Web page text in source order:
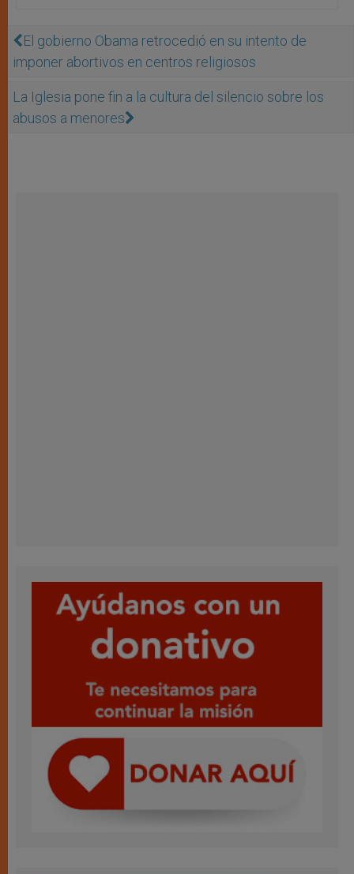
El gobierno Obama retrocedió en su intento de
imponer abortivos en centros religiosos
La Iglesia pone fin a la cultura del silencio sobre los
abusos a menores